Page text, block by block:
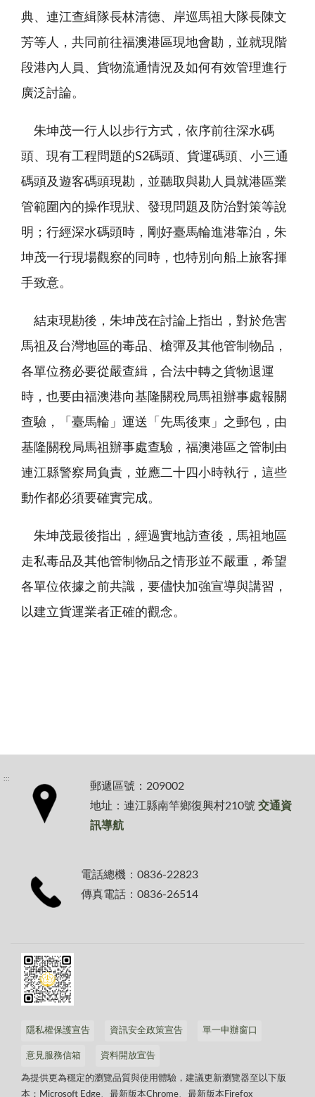
典、連江查緝隊長林清德、岸巡馬祖大隊長陳文
芳等人，共同前往福澳港區現地會勘，並就現階
段港內人員、貨物流通情況及如何有效管理進行
廣泛討論。
朱坤茂一行人以步行方式，依序前往深水碼
頭、現有工程問題的S2碼頭、貨運碼頭、小三通
碼頭及遊客碼頭現勘，並聽取與勘人員就港區業
管範圍內的操作現狀、發現問題及防治對策等說
明；行經深水碼頭時，剛好臺馬輪進港靠泊，朱
坤茂一行現場觀察的同時，也特別向船上旅客揮
手致意。
結束現勘後，朱坤茂在討論上指出，對於危害
馬祖及台灣地區的毒品、槍彈及其他管制物品，
各單位務必要從嚴查緝，合法中轉之貨物退運
時，也要由福澳港向基隆關稅局馬祖辦事處報關
查驗，「臺馬輪」運送「先馬後東」之郵包，由
基隆關稅局馬祖辦事處查驗，福澳港區之管制由
連江縣警察局負責，並應二十四小時執行，這些
動作都必須要確實完成。
朱坤茂最後指出，經過實地訪查後，馬祖地區
走私毒品及其他管制物品之情形並不嚴重，希望
各單位依據之前共識，要儘快加強宣導與講習，
以建立貨運業者正確的觀念。
:::
郵遞區號：209002
地址：連江縣南竿鄉復興村210號 交通資
訊導航
電話總機：0836-22823
傳真電話：0836-26514
隱私權保護宣告 資訊安全政策宣告 單一申辦窗口
意見服務信箱 資料開放宣告
為提供更為穩定的瀏覽品質與使用體驗，建議更新瀏覽器至以下版
本：Microsoft Edge、最新版本Chrome、最新版本Firefox